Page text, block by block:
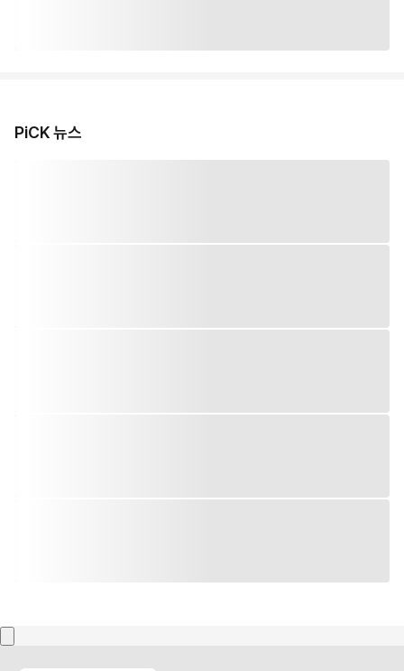
PiCK 뉴스